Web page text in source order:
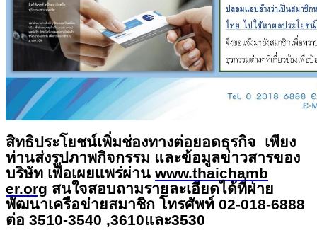
สิทธิประโยชน์เพิ่มช่องทางต่อยอดธุรกิจ เพียง
ท่านส่งรูปภาพกิจกรรม และข้อมูลข่าวสารของ
บริษัท เพื่อเผยแพร่ผ่าน www.thaichamb
er.org สนใจสอบถามรายละเอียดได้ที่ฝ่าย
พัฒนาเครือข่ายสมาชิก โทรศัพท์ 02-018-6888
ต่อ 3510-3540 ,3610และ3530